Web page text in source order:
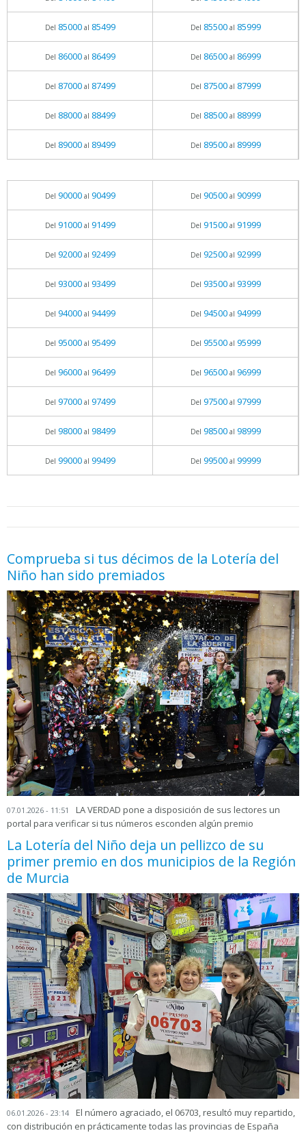
Del 85000al 85499 Del 85500al 85999
Del 86000al 86499 Del 86500al 86999
Del 87000al 87499 Del 87500al 87999
Del 88000al 88499 Del 88500al 88999
Del 89000al 89499 Del 89500al 89999
Del 90000al 90499 Del 90500al 90999
Del 91000al 91499 Del 91500al 91999
Del 92000al 92499 Del 92500al 92999
Del 93000al 93499 Del 93500al 93999
Del 94000al 94499 Del 94500al 94999
Del 95000al 95499 Del 95500al 95999
Del 96000al 96499 Del 96500al 96999
Del 97000al 97499 Del 97500al 97999
Del 98000al 98499 Del 98500al 98999
Del 99000al 99499 Del 99500al 99999
Comprueba si tus décimos de la Lotería del
Niño han sido premiados
07.01.2026 - 11:51
LA VERDAD pone a disposición de sus lectores un
portal para verificar si tus números esconden algún premio
La Lotería del Niño deja un pellizco de su
primer premio en dos municipios de la Región
de Murcia
06.01.2026 - 23:14
El número agraciado, el 06703, resultó muy repartido,
con distribución en prácticamente todas las provincias de España